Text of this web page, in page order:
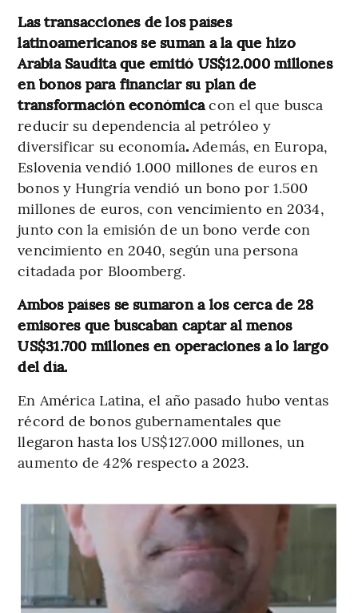
Las transacciones de los países
latinoamericanos se suman a la que hizo
Arabia Saudita que emitió US$12.000 millones
en bonos para financiar su plan de
transformación económicacon el que busca
reducir su dependencia al petróleo y
diversificar su economía.Además, en Europa,
Eslovenia vendió 1.000 millones de euros en
bonos y Hungría vendió un bono por 1.500
millones de euros, con vencimiento en 2034,
junto con la emisión de un bono verde con
vencimiento en 2040, según una persona
citadada por Bloomberg.
Ambos países se sumaron a los cerca de 28
emisores que buscaban captar al menos
US$31.700 millones en operaciones a lo largo
del día.
En América Latina, el año pasado hubo ventas
récord de bonos gubernamentales que
llegaron hasta los US$127.000 millones, un
aumento de 42% respecto a 2023.